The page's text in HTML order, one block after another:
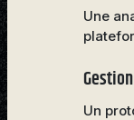
Une
Un